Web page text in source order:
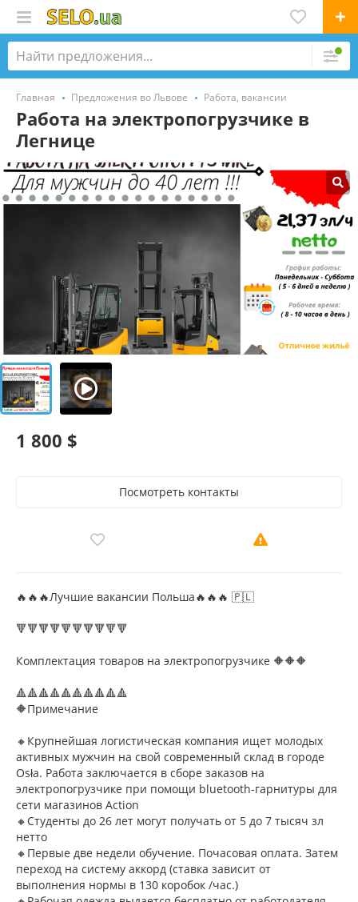
Главная Предложения во Львове Работа, вакансии
Работа на электропогрузчике в
Легнице
1 800 $
Посмотреть контакты
🔥🔥🔥Лучшие вакансии Польша🔥🔥🔥 🇵🇱
🔻🔻🔻🔻🔻🔻🔻🔻🔻🔻
Комплектация товаров на электропогрузчике 🔶🔶🔶
🔺🔺🔺🔺🔺🔺🔺🔺🔺🔺
🔶Примечание
🔸Крупнейшая логистическая компания ищет молодых
активных мужчин на свой современный склад в городе
Osła. Работа заключается в сборе заказов на
электропогрузчике при помощи bluetooth-гарнитуры для
сети магазинов Action
🔸Студенты до 26 лет могут получать от 5 до 7 тысяч зл
нетто
🔸Первые две недели обучение. Почасовая оплата. Затем
переход на систему аккорд (ставка зависит от
выполнения нормы в 130 коробок /час.)